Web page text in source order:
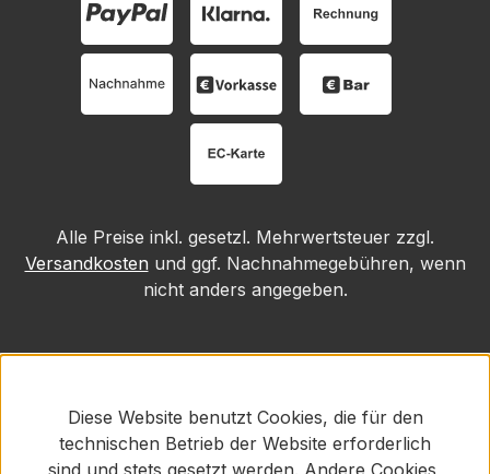
Alle Preise inkl. gesetzl. Mehrwertsteuer zzgl.
Versandkosten und ggf. Nachnahmegebühren, wenn
nicht anders angegeben.
Diese Website benutzt Cookies, die für den
technischen Betrieb der Website erforderlich
sind und stets gesetzt werden. Andere Cookies,